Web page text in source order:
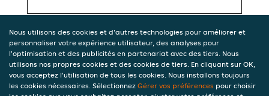
Nous utilisons des cookies et d'autres technologies pour améliorer et
personnaliser votre expérience utilisateur, des analyses pour
l'optimisation et des publicités en partenariat avec des tiers. Nous
utilisons nos propres cookies et des cookies de tiers. En cliquant sur OK,
vous acceptez l'utilisation de tous les cookies. Nous installons toujours
les cookies nécessaires. Sélectionnez Gérer vos préférences pour choisir